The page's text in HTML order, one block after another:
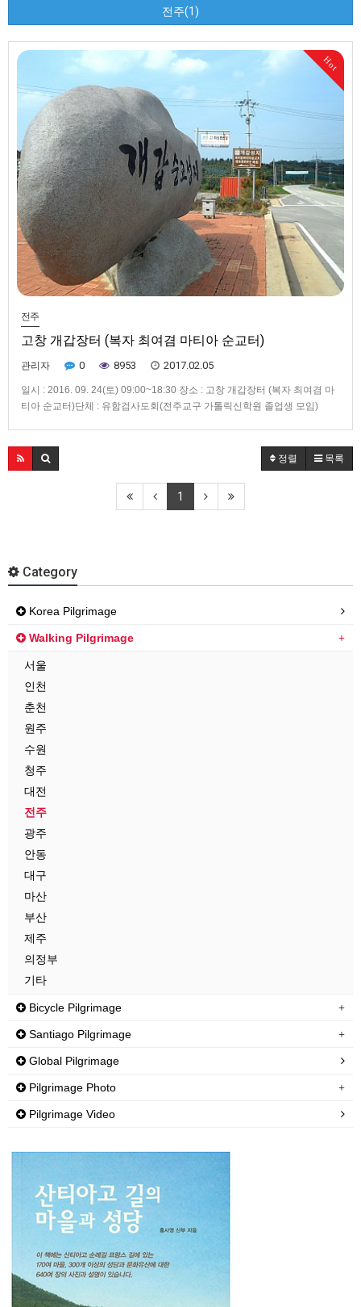
전주(1)
Hot
전주
고창 개갑장터 (복자 최여겸 마티아 순교터)
관리자 0 8953 2017.02.05
일시 : 2016. 09. 24(토) 09:00~18:30 장소 : 고창 개갑장터 (복자 최여겸 마
티아 순교터)단체 : 유함검사도회(전주교구 가톨릭신학원 졸업생 모임)
정렬 목록
1
Category
Korea Pilgrimage
Walking Pilgrimage
서울
인천
춘천
원주
수원
청주
대전
전주
광주
안동
대구
마산
부산
제주
의정부
기타
Bicycle Pilgrimage
Santiago Pilgrimage
Global Pilgrimage
Pilgrimage Photo
Pilgrimage Video